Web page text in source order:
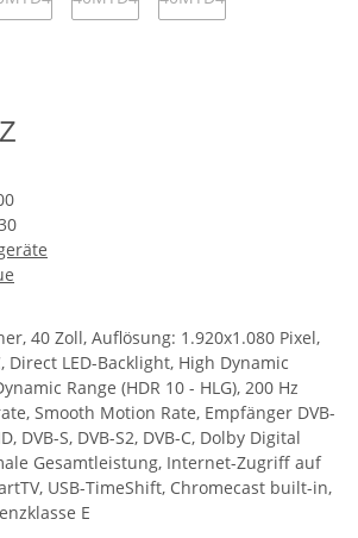
40 Zoll, Auflösung: 1.920x1.080 Pixel,
Direct LED-Backlight, High Dynamic
Range (HDR 10 - HLG), 200 Hz
Smooth Motion Rate, Empfänger DVB-
DVB-S, DVB-S2, DVB-C, Dolby Digital
Gesamtleistung, Internet-Zugriff auf
USB-TimeShift, Chromecast built-in,
E